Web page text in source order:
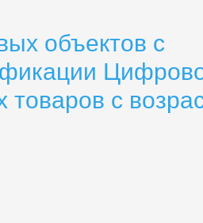
объектов с
товаров с